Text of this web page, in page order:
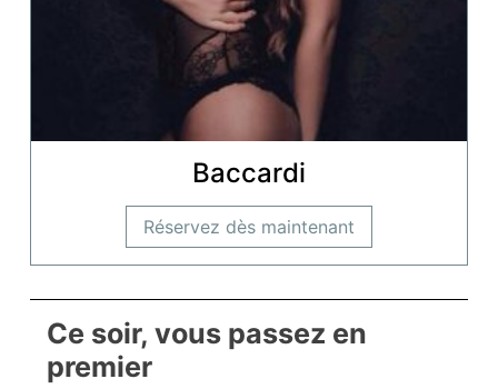
Baccardi
Réservez dès maintenant
Ce soir, vous passez en
premier